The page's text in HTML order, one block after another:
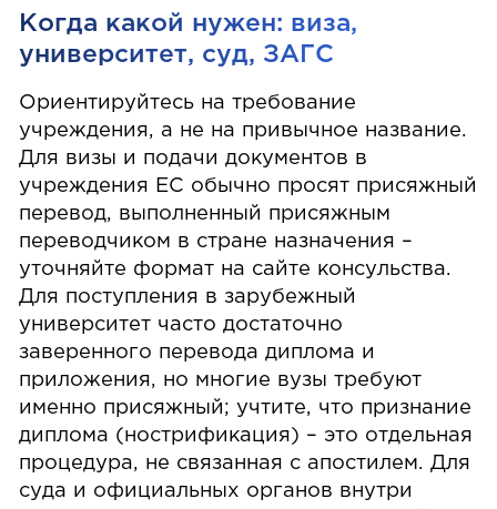
Когда какой нужен: виза,
университет, суд, ЗАГС
Ориентируйтесь на требование
учреждения, а не на привычное название.
Для визы и подачи документов в
учреждения ЕС обычно просят присяжный
перевод, выполненный присяжным
переводчиком в стране назначения –
уточняйте формат на сайте консульства.
Для поступления в зарубежный
университет часто достаточно
заверенного перевода диплома и
приложения, но многие вузы требуют
именно присяжный; учтите, что признание
диплома (нострификация) – это отдельная
процедура, не связанная с апостилем. Для
суда и официальных органов внутри